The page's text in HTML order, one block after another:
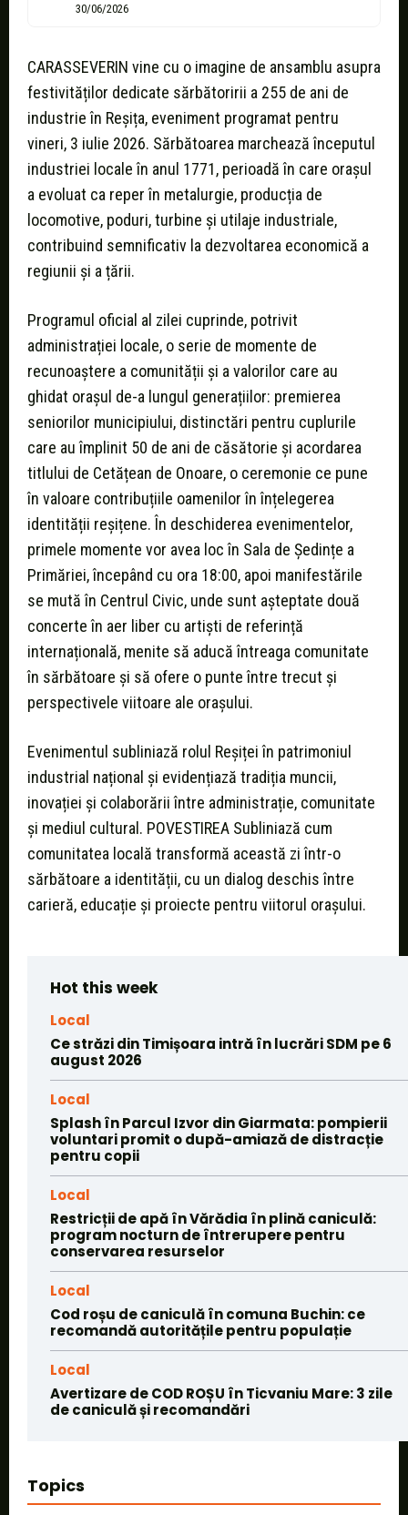
30/06/2026
CARASSEVERIN vine cu o imagine de ansamblu asupra
festivităților dedicate sărbătoririi a 255 de ani de
industrie în Reșița, eveniment programat pentru
vineri, 3 iulie 2026. Sărbătoarea marchează începutul
industriei locale în anul 1771, perioadă în care orașul
a evoluat ca reper în metalurgie, producția de
locomotive, poduri, turbine și utilaje industriale,
contribuind semnificativ la dezvoltarea economică a
regiunii și a țării.
Programul oficial al zilei cuprinde, potrivit
administrației locale, o serie de momente de
recunoaștere a comunității și a valorilor care au
ghidat orașul de-a lungul generațiilor: premierea
seniorilor municipiului, distinctări pentru cuplurile
care au împlinit 50 de ani de căsătorie și acordarea
titlului de Cetățean de Onoare, o ceremonie ce pune
în valoare contribuțiile oamenilor în înțelegerea
identității reșițene. În deschiderea evenimentelor,
primele momente vor avea loc în Sala de Ședințe a
Primăriei, începând cu ora 18:00, apoi manifestările
se mută în Centrul Civic, unde sunt așteptate două
concerte în aer liber cu artiști de referință
internațională, menite să aducă întreaga comunitate
în sărbătoare și să ofere o punte între trecut și
perspectivele viitoare ale orașului.
Evenimentul subliniază rolul Reșiței în patrimoniul
industrial național și evidențiază tradiția muncii,
inovației și colaborării între administrație, comunitate
și mediul cultural. POVESTIREA Subliniază cum
comunitatea locală transformă această zi într-o
sărbătoare a identității, cu un dialog deschis între
carieră, educație și proiecte pentru viitorul orașului.
Hot this week
Local
Ce străzi din Timișoara intră în lucrări SDM pe 6
august 2026
Local
Splash în Parcul Izvor din Giarmata: pompierii
voluntari promit o după-amiază de distracție
pentru copii
Local
Restricții de apă în Vărădia în plină caniculă:
program nocturn de întrerupere pentru
conservarea resurselor
Local
Cod roșu de caniculă în comuna Buchin: ce
recomandă autoritățile pentru populație
Local
Avertizare de COD ROȘU în Ticvaniu Mare: 3 zile
de caniculă și recomandări
Topics